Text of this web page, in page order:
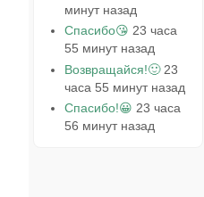
минут назад
Спасибо😘 23 часа
55 минут назад
Возвращайся!🙂 23
часа 55 минут назад
Спасибо!😀 23 часа
56 минут назад